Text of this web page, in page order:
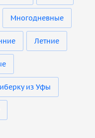
Многодневные
Летние
из Уфы